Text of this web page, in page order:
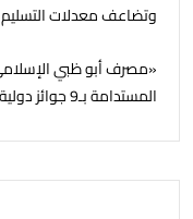
وتضاعف معدلات التسليم
«مصرف أبو ظبي
المستدامة بـ9 جوائز دولية